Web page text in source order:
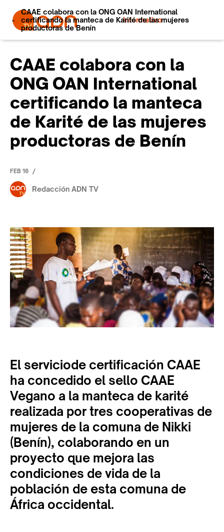
Informativo
CAAE colabora con la ONG OAN International
certificando la manteca de Karité de las mujeres
productoras de Benín
CAAE colabora con la
ONG OAN International
certificando la manteca
de Karité de las mujeres
productoras de Benín
FEB 16 /
Redacción ADN TV
El serviciode certificación CAAE
ha concedido el sello CAAE
Vegano a la manteca de karité
realizada por tres cooperativas de
mujeres de la comuna de Nikki
(Benín), colaborando en un
proyecto que mejora las
condiciones de vida de la
población de esta comuna de
África occidental.